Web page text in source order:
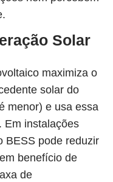
Solar
maximiza o
solar do
menor) e usa essa
Em instalações
BESS pode reduzir
benefício de
de